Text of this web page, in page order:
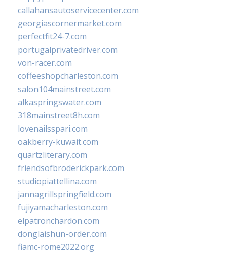
callahansautoservicecenter.com
georgiascornermarket.com
perfectfit24-7.com
portugalprivatedriver.com
von-racer.com
coffeeshopcharleston.com
salon104mainstreet.com
alkaspringswater.com
318mainstreet8h.com
lovenailsspari.com
oakberry-kuwait.com
quartzliterary.com
friendsofbroderickpark.com
studiopiattellina.com
jannagrillspringfield.com
fujiyamacharleston.com
elpatronchardon.com
donglaishun-order.com
fiamc-rome2022.org